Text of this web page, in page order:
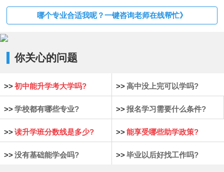
哪个专业合适我呢？一键咨询老师在线帮忙》
你关心的问题
>> 初中能升学考大学吗? >> 高中没上完可以学吗?
>> 学校都有哪些专业? >> 报名学习需要什么条件?
>> 读升学班分数线是多少? >> 能享受哪些助学政策?
>> 没有基础能学会吗? >> 毕业以后好找工作吗?